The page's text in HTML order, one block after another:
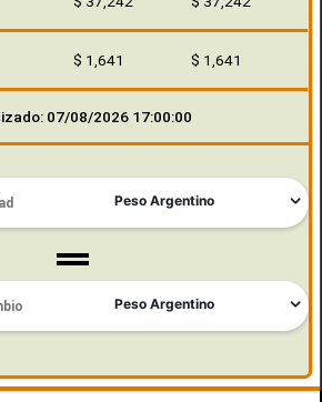
$ 1,641 $ 1,641
07/08/2026 17:00:00